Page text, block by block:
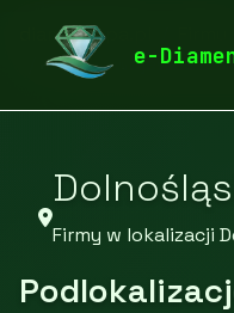
e-
diamentspa.pl
Firmy z
Firmy w lokalizacji